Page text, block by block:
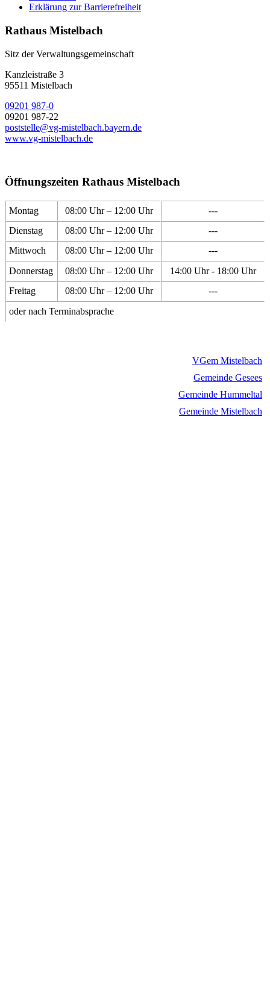
Erklärung zur Barrierefreiheit
Rathaus Mistelbach
Sitz der Verwaltungsgemeinschaft
Kanzleistraße 3
95511 Mistelbach
09201 987-0
09201 987-22
poststelle@vg-mistelbach.bayern.de
www.vg-mistelbach.de
Öffnungszeiten Rathaus Mistelbach
Montag 08:00 Uhr – 12:00 Uhr
---
Dienstag
08:00 Uhr – 12:00 Uhr
---
Mittwoch
08:00 Uhr – 12:00 Uhr
---
Donnerstag
08:00 Uhr – 12:00 Uhr
14:00 Uhr - 18:00 Uhr
Freitag
08:00 Uhr – 12:00 Uhr
---
oder nach Terminabsprache
VGem Mistelbach
Gemeinde Gesees
Gemeinde Hummeltal
Gemeinde Mistelbach